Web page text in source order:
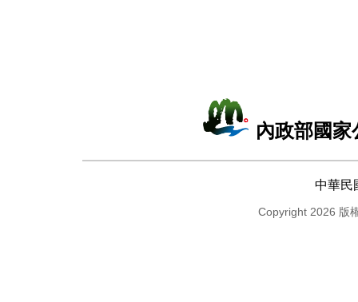
內政部國
中華民
Copyright 2026 版